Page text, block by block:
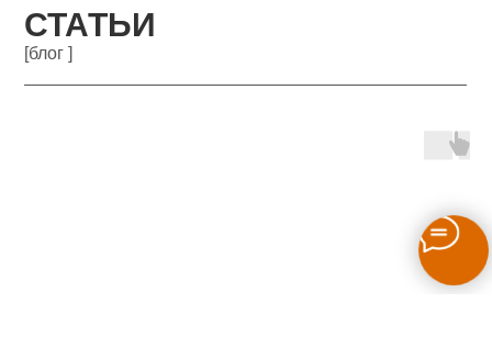
СТАТЬИ
[блог ]